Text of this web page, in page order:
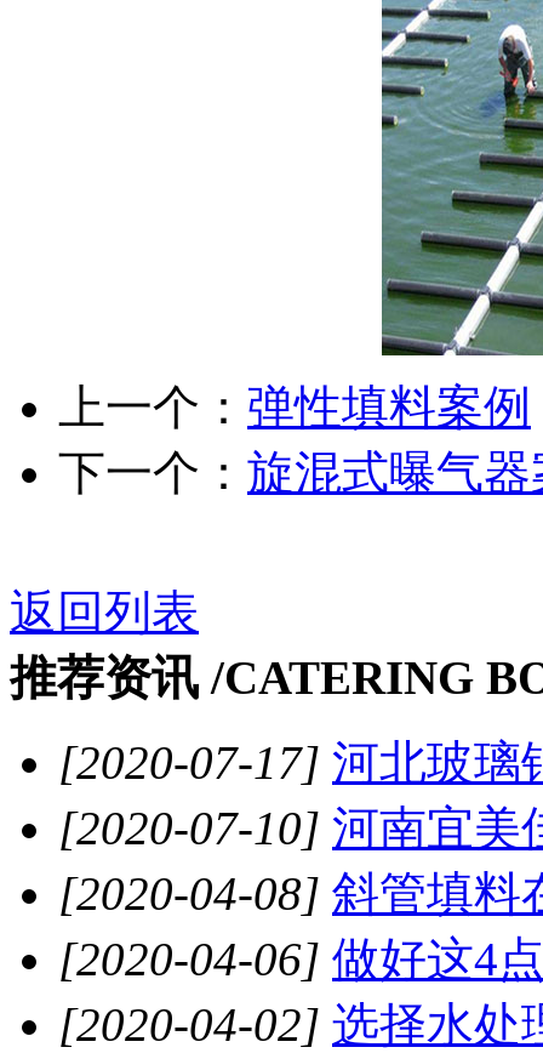
上一个： 弹性填料案例
下一个： 旋混式曝气
返回列表
推荐资讯 /CATERING
[2020-07-17] 河北玻璃
[2020-07-10] 河南宜美
[2020-04-08] 斜管填料
[2020-04-06] 做好这4
[2020-04-02] 选择水处